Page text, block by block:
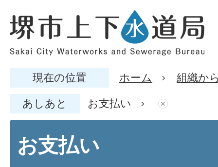
現在の位置 ホーム 組織か
あしあと お支払い
お支払い